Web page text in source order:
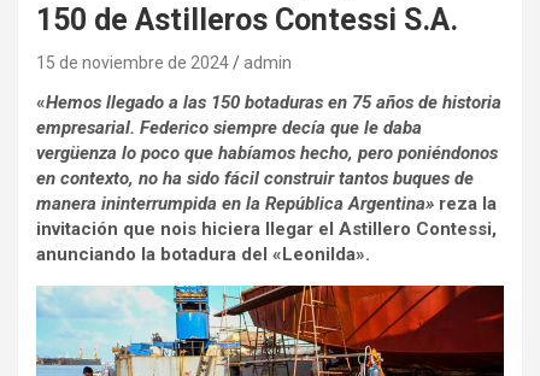
150 de Astilleros Contessi S.A.
15 de noviembre de 2024 admin
«Hemos llegado a las 150 botaduras en 75 años de historia
empresarial. Federico siempre decía que le daba
vergüenza lo poco que habíamos hecho, pero poniéndonos
en contexto, no ha sido fácil construir tantos buques de
manera ininterrumpida en la República Argentina» reza la
invitación que nois hiciera llegar el Astillero Contessi,
anunciando la botadura del «Leonilda».